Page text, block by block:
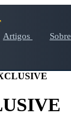
Artigos Sobre